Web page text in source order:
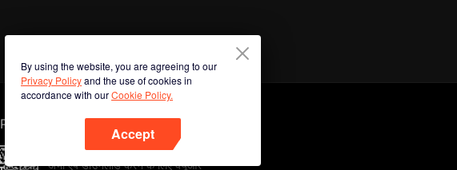
By using the website, you are agreeing to our
Privacy Policyand the use of cookies in
accordance with ourCookie Policy.
Accept
Phone
अभी ऐप डाउनलोड करने के लिए क्यूआर